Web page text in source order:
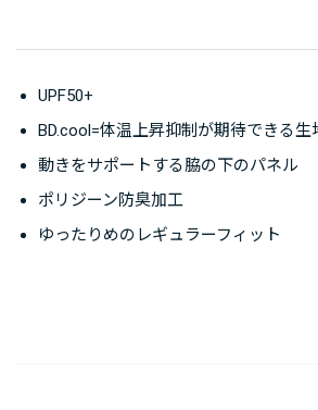
UPF50+
BD.cool=体温上昇抑制が期待できる生
動きをサポートする脇の下のパネル
ポリジーン防臭加工
ゆったりめのレギュラーフィット